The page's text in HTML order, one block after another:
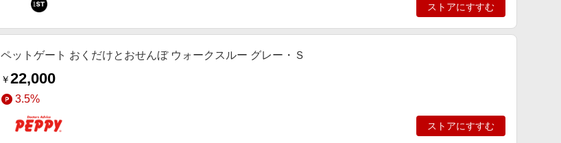
ストアにすすむ
ペットゲート おくだけとおせんぼ ウォークスルー グレー・Ｓ
￥22,000
3.5%
ストアにすすむ